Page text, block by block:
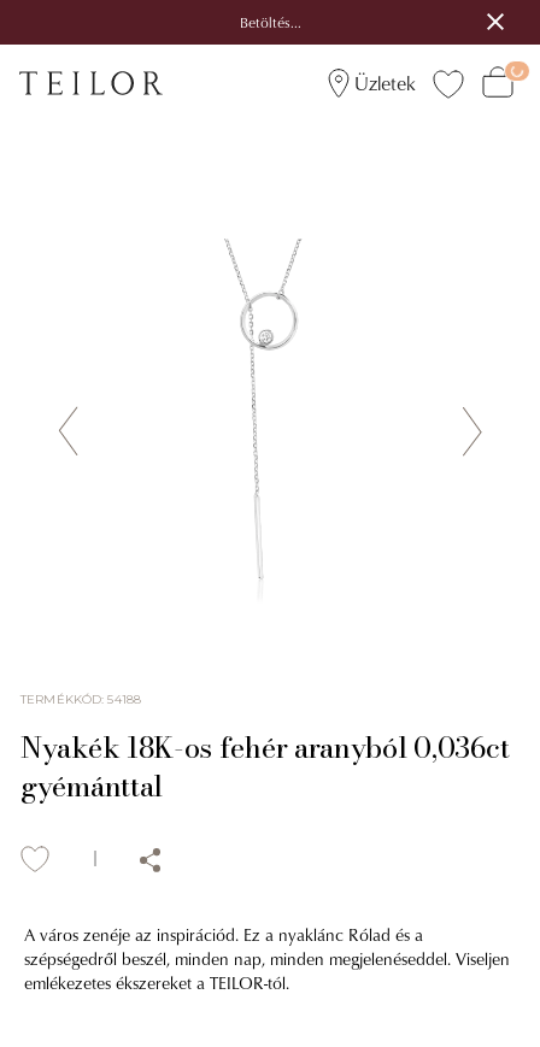
Betöltés...
Üzletek
TERMÉKKÓD:54188
Nyakék 18K-os fehér aranyból 0,036ct
gyémánttal
A város zenéje az inspirációd. Ez a nyaklánc Rólad és a
szépségedről beszél, minden nap, minden megjelenéseddel. Viseljen
emlékezetes ékszereket a TEILOR-tól.